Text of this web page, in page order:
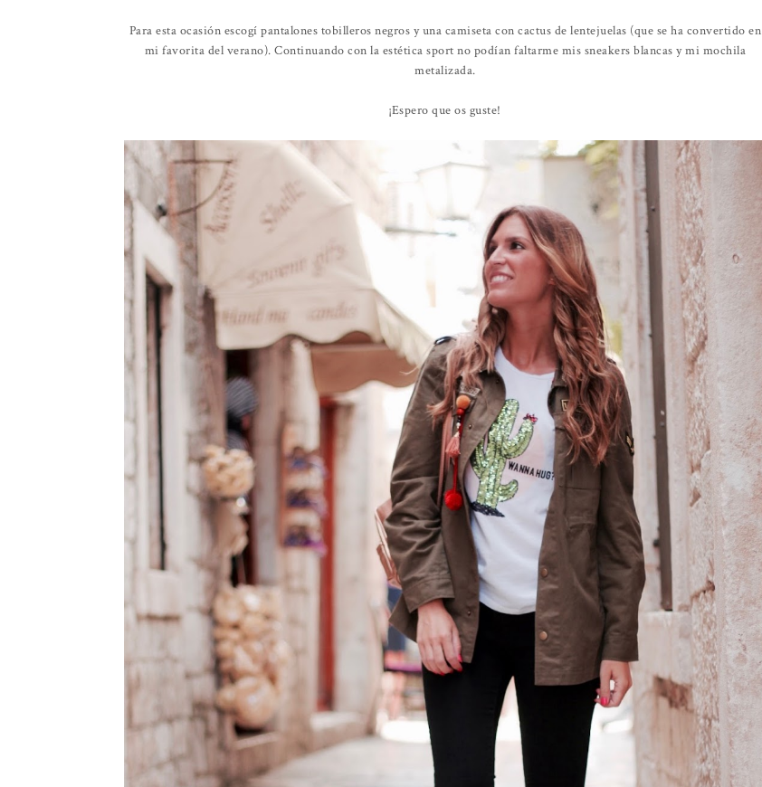
Para esta ocasión escogí pantalones tobilleros negros y una camiseta con cactus de lentejuelas (que se ha convertido en
mi favorita del verano). Continuando con la estética sport no podían faltarme mis sneakers blancas y mi mochila
metalizada.
¡Espero que os guste!